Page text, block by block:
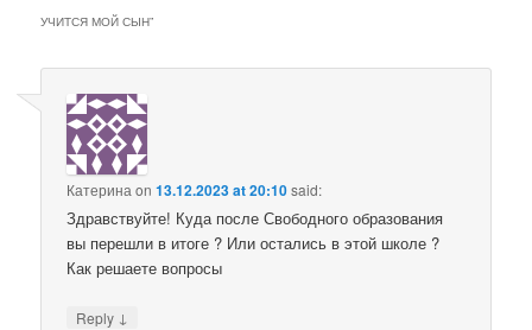
УЧИТСЯ МОЙ СЫН”
Катерина on13.12.2023 at 20:10said:
Здравствуйте! Куда после Свободного образования
вы перешли в итоге ? Или остались в этой школе ?
Как решаете вопросы
Reply ↓